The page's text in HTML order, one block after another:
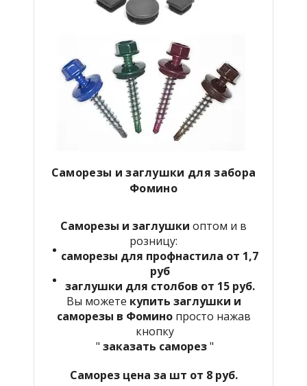
Саморезы и заглушки для забора
Фомино
Саморезы и заглушки оптом и в
розницу:
саморезы для профнастила от 1,7
руб
заглушки для столбов от 15 руб.
Вы можете купить заглушки и
саморезы в Фомино просто нажав
кнопку
" заказать саморез"
Саморез цена за шт от 8 руб.